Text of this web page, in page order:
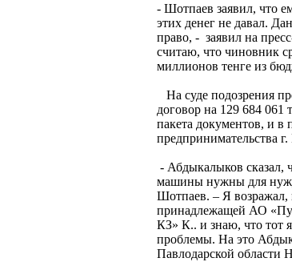
- Шотпаев заявил, что
этих денег не давал.
право, - заявил на
считаю, что чиновник
миллионов тенге из
На суде подозрения
договор на 129 684
пакета документов, и в
предпринимательства
- Абдыкалыков сказал,
машины нужны для нужд
Шотпаев. – Я возражал,
принадлежащей АО
КЗ» К.. и знаю, что тот
проблемы. На это
Павлодарской области